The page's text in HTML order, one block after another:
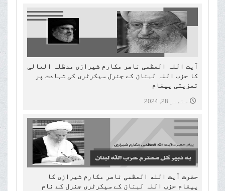
آیت اللہ العظمی ناصر مکارم شیرازی مدظلہ العالی
کا حزب اللہ لبنان کے جنرل سیکرٹری کی شہادت پر
تعزیتی پیغام
ستمبر 28, 2024
حضرت آیت الله العظمی ناصر مکارم شیرازی کا
پیغام حزب اللہ لبنان کے سیکرٹری جنرل کے نام